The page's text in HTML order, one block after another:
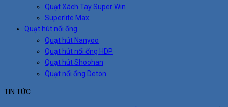
Quạt Xách Tay Super Win
Superlite Max
Quạt hút nối ống
Quạt hút Nanyoo
Quạt hút nối ống HDP
Quạt hút Shoohan
Quạt nối ống Deton
TIN TỨC